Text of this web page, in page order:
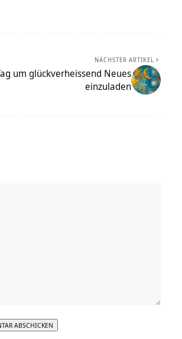
NÄCHSTER ARTIKEL
um glückverheissend Neues
einzuladen